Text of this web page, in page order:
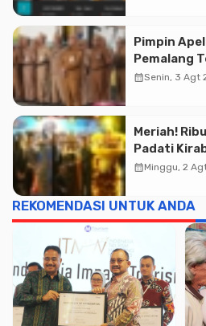
Pimpin
Pemalang
Soliditas
calendar_monthSenin, 3 Agt
Meriah!
Padati
calendar_monthMinggu, 2
REKOMENDASI UNTUK ANDA